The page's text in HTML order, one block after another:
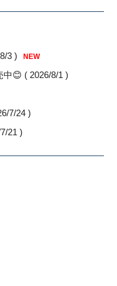
3 ) NEW
中😊 ( 2026/8/1 )
7/24 )
21 )